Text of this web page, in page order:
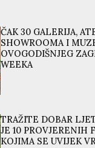
ČAK 30 GALERIJA,
SHOWROOMA I
OVOGODIŠNJEG
WEEKA
TRAŽITE DOBAR
JE 10 PROVJERENIH
KOJIMA SE UVIJEK